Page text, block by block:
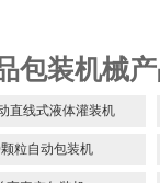
包装机械
直线式液体灌装机
粒自动包装机